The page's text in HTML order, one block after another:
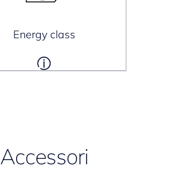
Energy class
Accessori